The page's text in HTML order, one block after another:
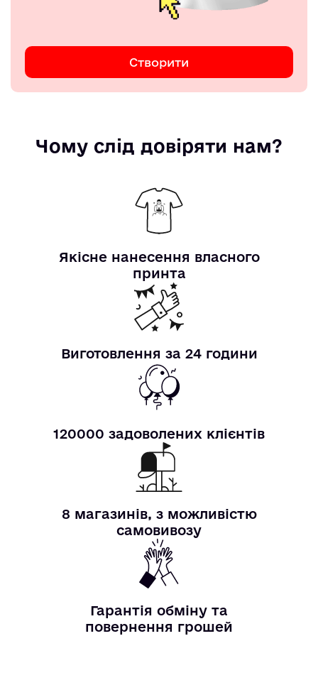
Створити
Чому слід довіряти нам?
Якісне нанесення власного
принта
Виготовлення за 24 години
120000 задоволених клієнтів
8 магазинів, з можливістю
самовивозу
Гарантія обміну та
повернення грошей